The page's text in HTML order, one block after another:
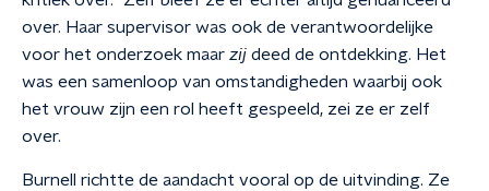
over. Haar supervisor was ook de verantwoordelijke
voor het onderzoek maar zij deed de ontdekking. Het
was een samenloop van omstandigheden waarbij ook
het vrouw zijn een rol heeft gespeeld, zei ze er zelf
over.
Burnell richtte de aandacht vooral op de uitvinding. Ze